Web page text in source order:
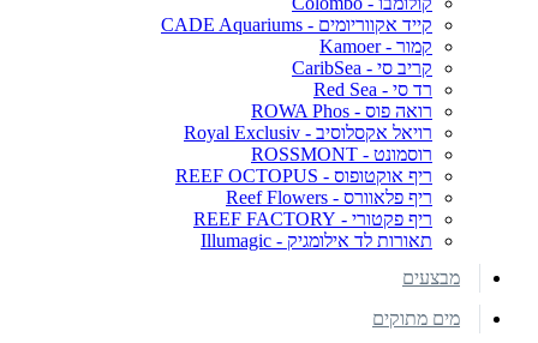
קייד אקווריומים - CADE Aquariums
קמור - Kamoer
קריב סי - CaribSea
רד סי - Red Sea
רואה פוס - ROWA Phos
רויאל אקסלוסיב - Royal Exclusiv
רוסמונט - ROSSMONT
ריף אוקטופוס - REEF OCTOPUS
ריף פלאוורס - Reef Flowers
ריף פקטורי - REEF FACTORY
תאורות לד אילומגיק - Illumagic
מבצעים
מים מתוקים